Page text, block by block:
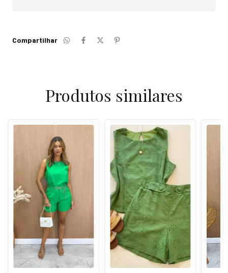
Compartilhar
Produtos similares